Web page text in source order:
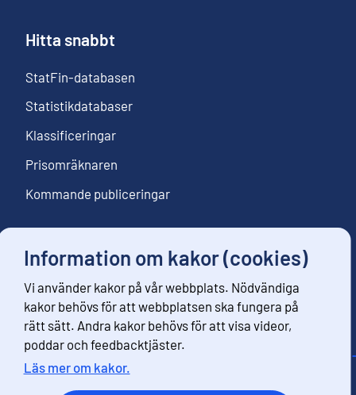
Information om kakor (cookies)
Vi använder kakor på vår webbplats. Nödvändiga
kakor behövs för att webbplatsen ska fungera på
rätt sätt. Andra kakor behövs för att visa videor,
poddar och feedbacktjäster.
Läs mer om kakor.
Hitta snabbt
StatFin-databasen
Statistikdatabaser
Klassificeringar
Prisomräknaren
Kommande publiceringar
Följ oss
Beställ nyhetsbrev